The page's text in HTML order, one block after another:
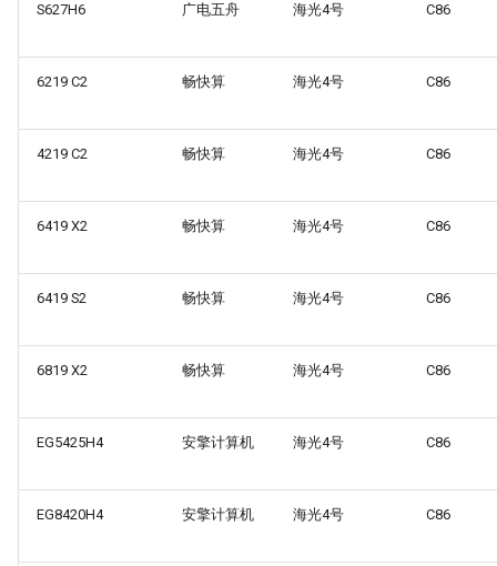
S627H6 广电五舟 海光4号 C86
6219 C2 畅快算 海光4号 C86
4219 C2 畅快算 海光4号 C86
6419 X2 畅快算 海光4号 C86
6419 S2 畅快算 海光4号 C86
6819 X2 畅快算 海光4号 C86
EG5425H4 安擎计算机 海光4号 C86
EG8420H4 安擎计算机 海光4号 C86